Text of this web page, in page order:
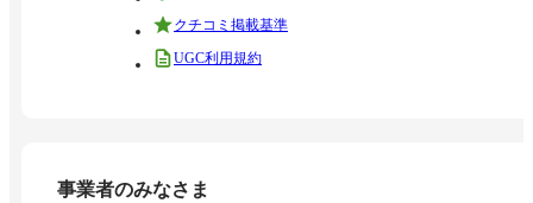
クチコミ掲載基準
UGC利用規約
事業者のみなさま